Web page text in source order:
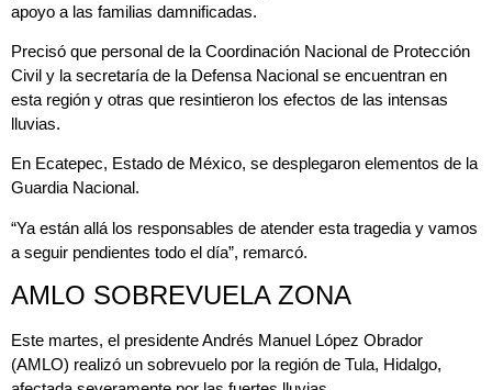
apoyo a las familias damnificadas.
Precisó que personal de la Coordinación Nacional de Protección
Civil y la secretaría de la Defensa Nacional se encuentran en
esta región y otras que resintieron los efectos de las intensas
lluvias.
En Ecatepec, Estado de México, se desplegaron elementos de la
Guardia Nacional.
“Ya están allá los responsables de atender esta tragedia y vamos
a seguir pendientes todo el día”, remarcó.
AMLO SOBREVUELA ZONA
Este martes, el presidente Andrés Manuel López Obrador
(AMLO) realizó un sobrevuelo por la región de Tula, Hidalgo,